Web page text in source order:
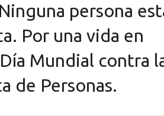
persona
Por una vida en
Mundial contra
de Personas.